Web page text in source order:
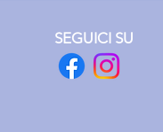
SEGUICI SU